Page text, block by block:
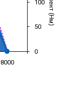
8000
0
50
100